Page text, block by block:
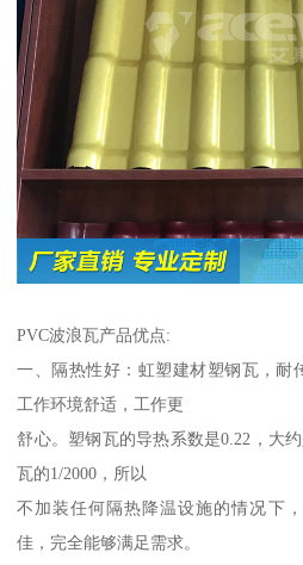
PVC波浪瓦产品优点:
一、隔热性好：虹塑建材塑钢瓦，耐
工作环境舒适，工作更
舒心。塑钢瓦的导热系数是0.22，大
瓦的1/2000，所以
不加装任何隔热降温设施的情况下
佳，完全能够满足需求。